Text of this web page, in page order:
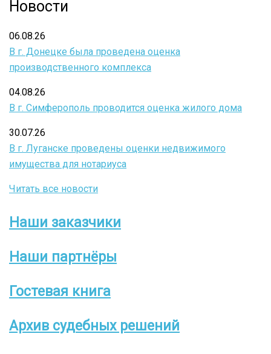
Новости
06.08.26
В г. Донецке была проведена оценка
производственного комплекса
04.08.26
В г. Симферополь проводится оценка жилого дома
30.07.26
В г. Луганске проведены оценки недвижимого
имущества для нотариуса
Читать все новости
Боковое
меню
Наши заказчики
Наши партнёры
Гостевая книга
Архив судебных решений